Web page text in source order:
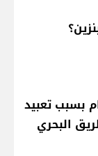
بسبب تعبيد
البحري